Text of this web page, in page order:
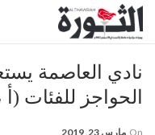
نادي العاصمة
الحواجز للفئات
On مارس 23, 2019